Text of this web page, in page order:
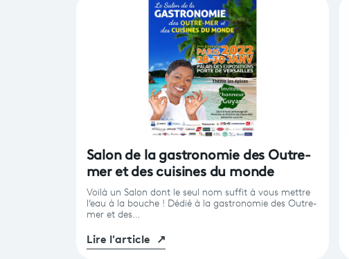
Salon de la gastronomie des Outre-
mer et des cuisines du monde
Voilà un Salon dont le seul nom suffit à vous mettre
l’eau à la bouche ! Dédié à la gastronomie des Outre-
mer et des…
Lire l'article ↗